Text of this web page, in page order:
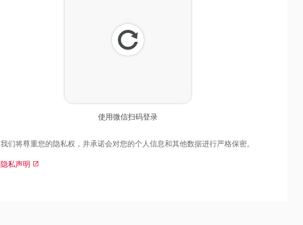
使用微信扫码登录
刷
新
我们将尊重您的隐私权，并承诺会对您的个人信息和其他数据进行严格保密。
隐私声明